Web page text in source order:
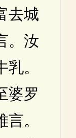
去城
。汝
。
婆罗
。